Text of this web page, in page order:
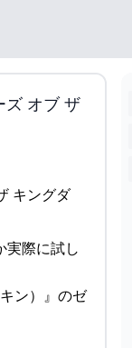
ズ オブ ザ
実際に試し
ン）』のゼ